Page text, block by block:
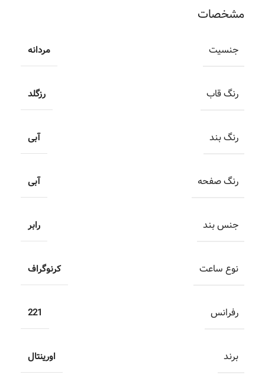
مشخصات
جنسیت مردانه
رنگ قاب رزگلد
رنگ بند آبی
رنگ صفحه آبی
جنس بند رابر
نوع ساعت کرنوگراف
رفرانس 221
برند اورینتال